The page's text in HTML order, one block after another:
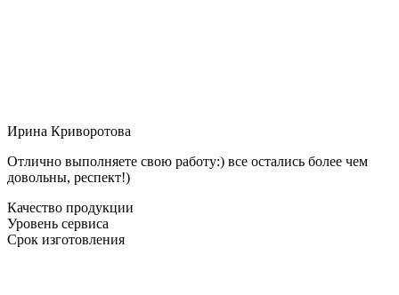
Ирина Криворотова
Отлично выполняете свою работу:) все остались более чем
довольны, респект!)
Качество продукции
Уровень сервиса
Срок изготовления